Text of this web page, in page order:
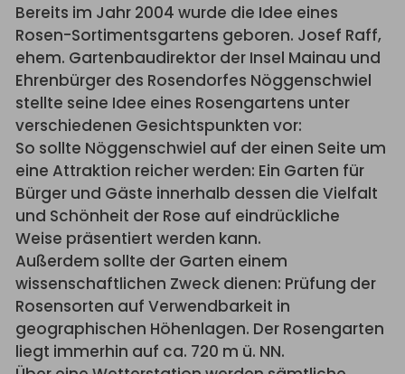
Bereits im Jahr 2004 wurde die Idee eines
Rosen-Sortimentsgartens geboren. Josef Raff,
ehem. Gartenbaudirektor der Insel Mainau und
Ehrenbürger des Rosendorfes Nöggenschwiel
stellte seine Idee eines Rosengartens unter
verschiedenen Gesichtspunkten vor:
So sollte Nöggenschwiel auf der einen Seite um
eine Attraktion reicher werden: Ein Garten für
Bürger und Gäste innerhalb dessen die Vielfalt
und Schönheit der Rose auf eindrückliche
Weise präsentiert werden kann.
Außerdem sollte der Garten einem
wissenschaftlichen Zweck dienen: Prüfung der
Rosensorten auf Verwendbarkeit in
geographischen Höhenlagen. Der Rosengarten
liegt immerhin auf ca. 720 m ü. NN.